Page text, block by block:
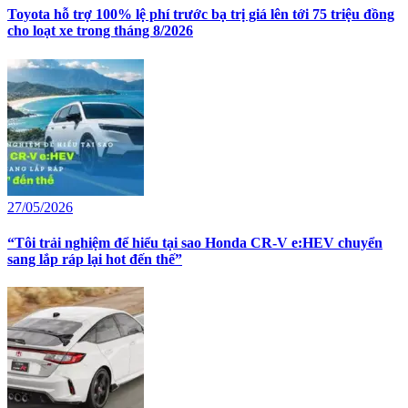
Toyota hỗ trợ 100% lệ phí trước bạ trị giá lên tới 75 triệu đồng
cho loạt xe trong tháng 8/2026
27/05/2026
“Tôi trải nghiệm để hiểu tại sao Honda CR-V e:HEV chuyển
sang lắp ráp lại hot đến thế”